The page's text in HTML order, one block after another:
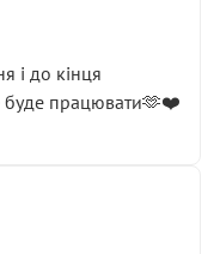
і до кінця
буде працювати🫶❤️